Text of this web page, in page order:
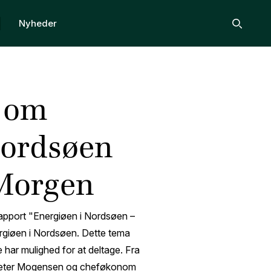
Nyheder
"Energiøen i Nordsøen –
i Nordsøen. Dette tema
mulighed for at deltage. Fra
Mogensen og cheføkonom